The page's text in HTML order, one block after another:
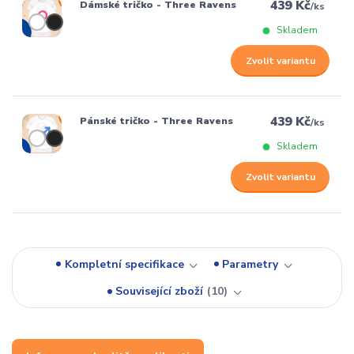
Dámské tričko - Three Ravens 439 Kč/ks
Skladem
Zvolit variantu
Pánské tričko - Three Ravens 439 Kč/ks
Skladem
Zvolit variantu
Kompletní specifikace
Parametry
Související zboží
10